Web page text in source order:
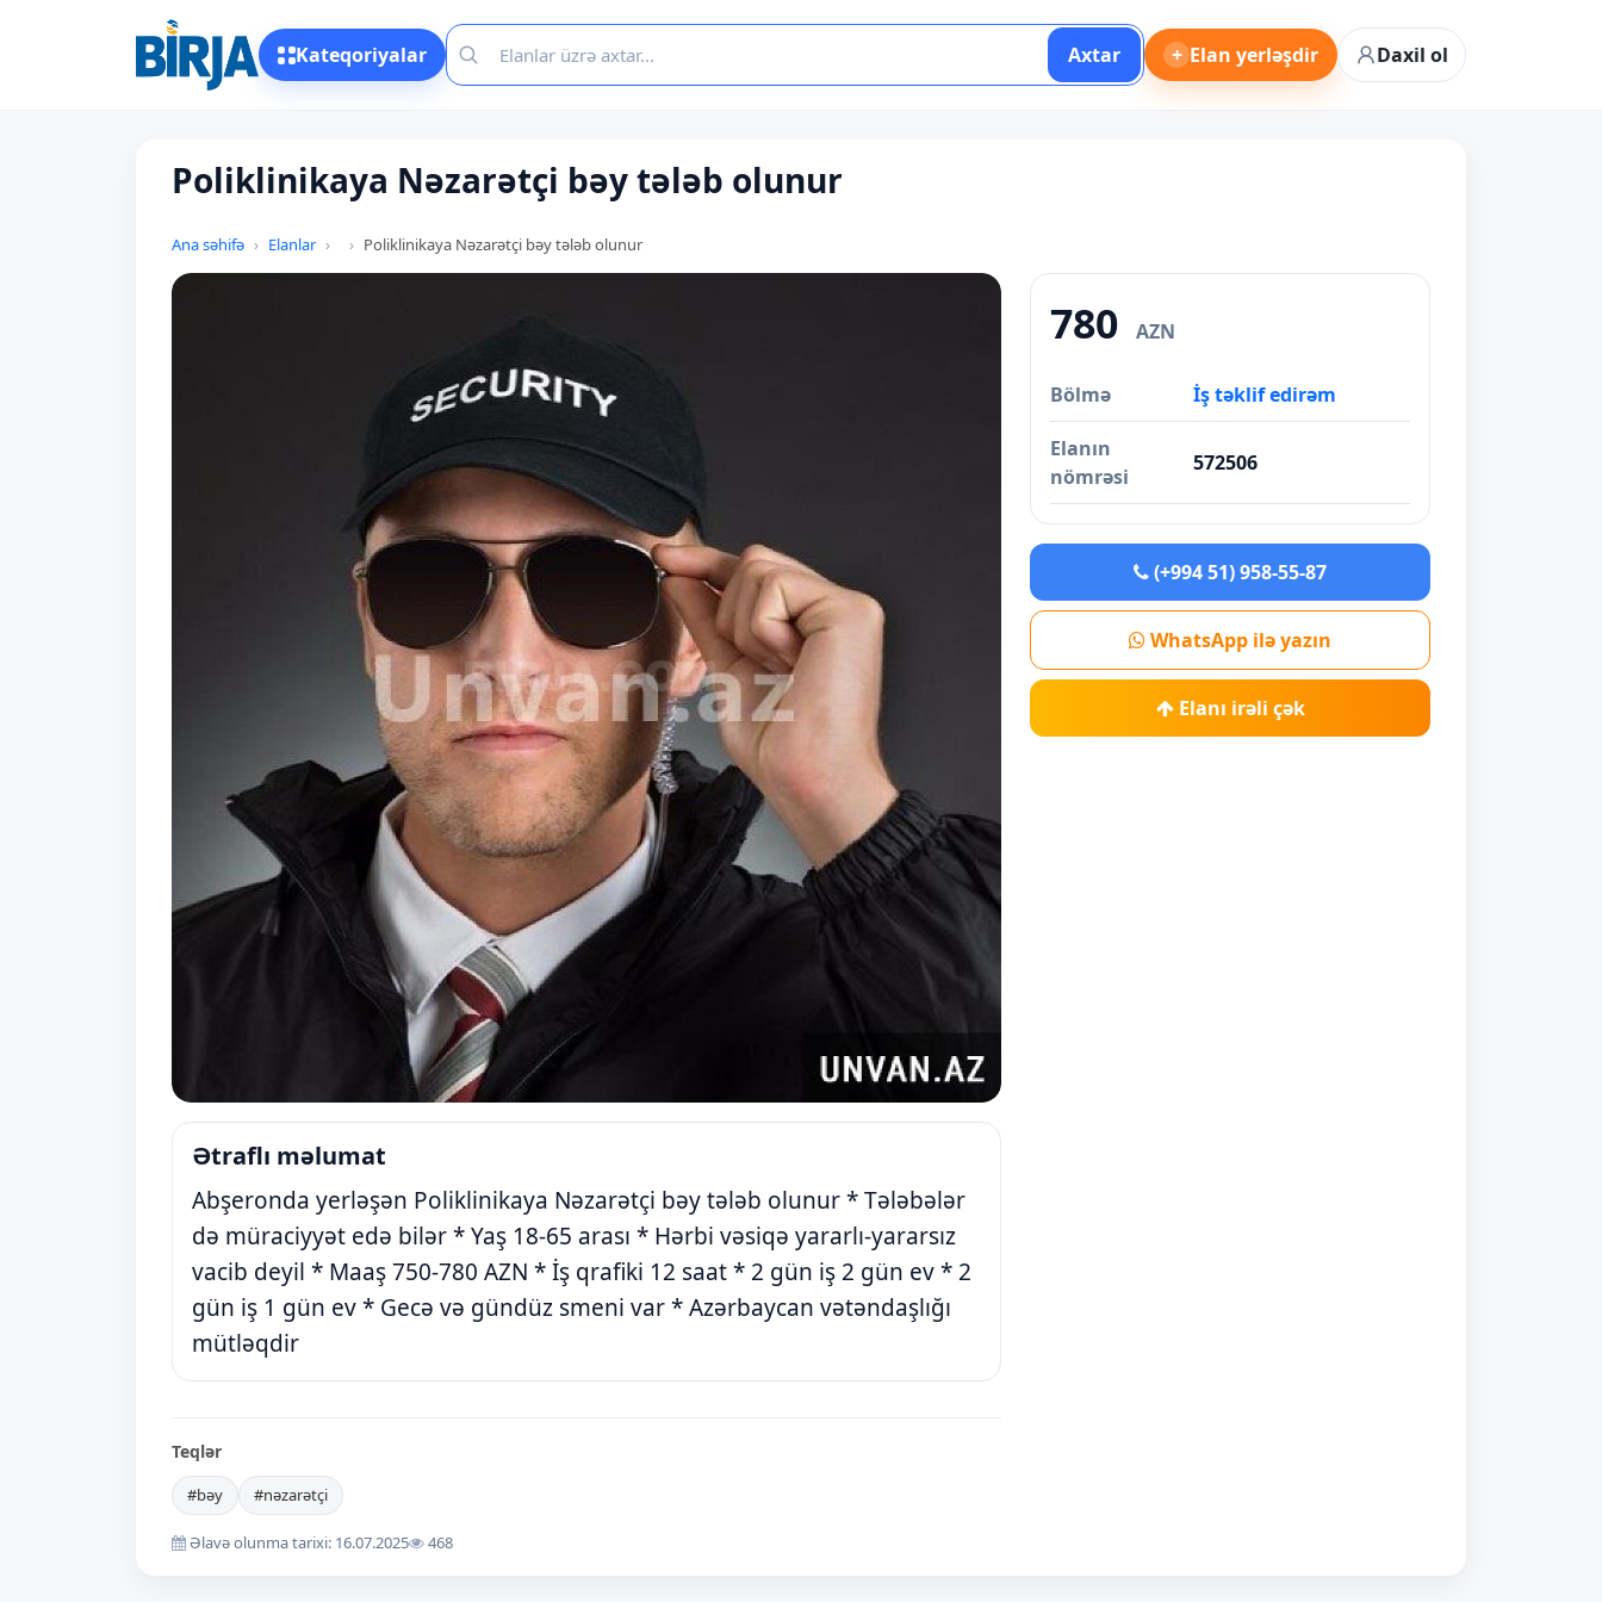
Kateqoriyalar Axtar + Elan yerləşdir Daxil ol
Poliklinikaya Nəzarətçi bəy tələb olunur
Ana səhifə Elanlar Poliklinikaya Nəzarətçi bəy tələb olunur
Ətraflı məlumat
Abşeronda yerləşən Poliklinikaya Nəzarətçi bəy tələb olunur * Tələbələr
də müraciyyət edə bilər * Yaş 18-65 arası * Hərbi vəsiqə yararlı-yararsız
vacib deyil * Maaş 750-780 AZN * İş qrafiki 12 saat * 2 gün iş 2 gün ev * 2
gün iş 1 gün ev * Gecə və gündüz smeni var * Azərbaycan vətəndaşlığı
mütləqdir
Teqlər
#bəy #nəzarətçi
Əlavə olunma tarixi: 16.07.2025 468
780 AZN
Bölmə İş təklif edirəm
Elanın
nömrəsi
572506
(+994 51) 958-55-87
WhatsApp ilə yazın
Elanı irəli çək